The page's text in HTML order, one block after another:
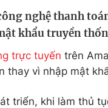
Học
nghệ thanh
khẩu truyền
trực tuyến trên
thay vì nhập mật
triển, khi làm thủ